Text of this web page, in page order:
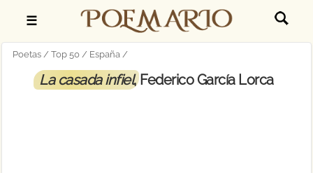
☰
Poetas Top 50 España
La casada infiel, Federico García Lorca